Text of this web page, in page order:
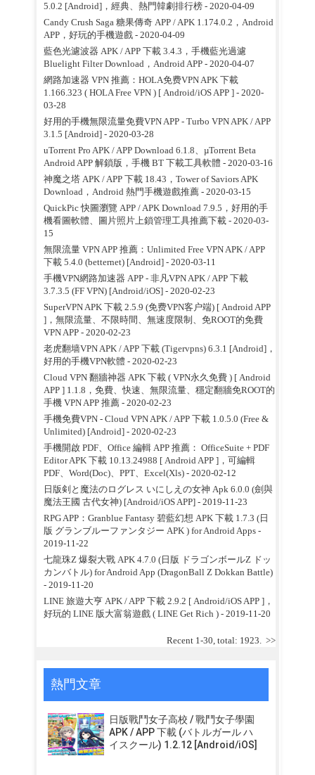
5.0.2 [Android]，經典、熱門韓劇排行榜- 2020-04-09
Candy Crush Saga 糖果傳奇 APP / APK 1.174.0.2，Android
APP，好玩的手機遊戲- 2020-04-09
藍色光濾波器 APK / APP 下載 3.4.3，手機藍光過濾
Bluelight Filter Download，Android APP- 2020-04-07
網路加速器 VPN 推薦：HOLA免费VPN APK 下載
1.166.323 ( HOLA Free VPN ) [ Android/iOS APP ]- 2020-
03-28
好用的手機無限流量免費VPN APP - Turbo VPN APK / APP
3.1.5 [Android]- 2020-03-28
uTorrent Pro APK / APP Download 6.1.8、µTorrent Beta
Android APP 解鎖版，手機 BT 下載工具軟體 - 2020-03-16
神魔之塔 APK / APP 下載 18.43，Tower of Saviors APK
Download，Android 熱門手機遊戲推薦- 2020-03-15
QuickPic 快圖瀏覽 APP / APK Download 7.9.5，好用的手
機看圖軟體、圖片照片上鎖管理工具推薦下載- 2020-03-
15
無限流量 VPN APP 推薦：Unlimited Free VPN APK / APP
下載 5.4.0 (betternet) [Android]- 2020-03-11
手機VPN網路加速器 APP - 非凡VPN APK / APP 下載
3.7.3.5 (FF VPN) [Android/iOS]- 2020-02-23
SuperVPN APK 下載 2.5.9 (免费VPN客户端) [ Android APP
]，無限流量、不限時間、無速度限制、免ROOT的免費
VPN APP- 2020-02-23
老虎翻墙VPN APK / APP 下載 (Tigervpns) 6.3.1 [Android]，
好用的手機VPN軟體 - 2020-02-23
Cloud VPN 翻牆神器 APK 下載 ( VPN永久免費 ) [ Android
APP ] 1.1.8，免費、快速、無限流量、穩定翻牆免ROOT的
手機 VPN APP 推薦- 2020-02-23
手機免費VPN - Cloud VPN APK / APP 下載 1.0.5.0 (Free &
Unlimited) [Android]- 2020-02-23
手機開啟 PDF、Office 編輯 APP 推薦： OfficeSuite + PDF
Editor APK 下載 10.13.24988 [ Android APP ]，可編輯
PDF、Word(Doc)、PPT、Excel(Xls)- 2020-02-12
日版剣と魔法のログレス いにしえの女神 Apk 6.0.0 (劍與
魔法王國 古代女神) [Android/iOS APP]- 2019-11-23
RPG APP：Granblue Fantasy 碧藍幻想 APK 下載 1.7.3 (日
版 グランブルーファンタジー APK ) for Android Apps -
2019-11-22
七龍珠Z 爆裂大戰 APK 4.7.0 (日版 ドラゴンボールZ ドッ
カンバトル) for Android App (DragonBall Z Dokkan Battle)
- 2019-11-20
LINE 旅遊大亨 APK / APP 下載 2.9.2 [ Android/iOS APP ]，
好玩的 LINE 版大富翁遊戲 ( LINE Get Rich )- 2019-11-20
Recent 1-30, total: 1923. >>
熱門文章
日版戰鬥女子高校 / 戰鬥女子學園
APK / APP 下載 (バトルガール ハ
イスクール) 1.2.12 [Android/iOS]